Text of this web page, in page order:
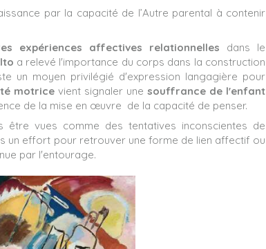
par la capacité de l’Autre parental à contenir
expériences affectives relationnelles dans le
a relevé l'importance du corps dans la construction
un moyen privilégié d'expression langagière pour
motricevient signaler une souffrance de l'enfant
de la mise en œuvre de la capacité de penser.
être vues comme des tentatives inconscientes de
un effort pour retrouver une forme de lien affectif ou
par l'entourage.